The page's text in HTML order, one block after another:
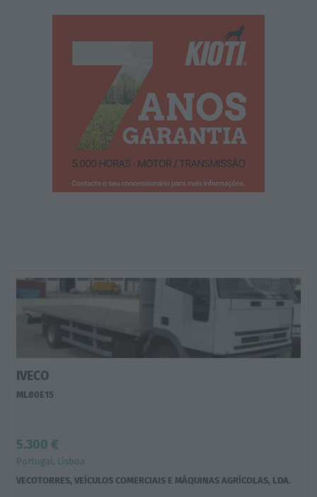
IVECO
ML80E15
5.300 €
Portugal, Lisboa
VECOTORRES, VEÍCULOS COMERCIAIS E MÁQUINAS AGRÍCOLAS, LDA.